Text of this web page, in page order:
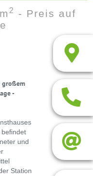
2
- Preis auf
großem
-
und
Station